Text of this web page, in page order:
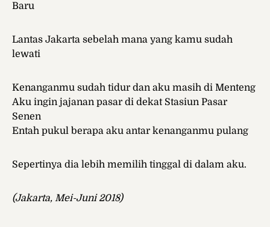
Baru
Lantas Jakarta sebelah mana yang kamu sudah
lewati
Kenanganmu sudah tidur dan aku masih di Menteng
Aku ingin jajanan pasar di dekat Stasiun Pasar
Senen
Entah pukul berapa aku antar kenanganmu pulang
Sepertinya dia lebih memilih tinggal di dalam aku.
(Jakarta, Mei-Juni 2018)